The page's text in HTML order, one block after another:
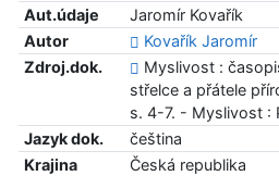
Aut.údaje
Jaromír Kovařík
Autor
Kovařík Jaromír
Zdroj.dok.
Myslivost :
střelce a přátele
s. 4-7. - Myslivost :
Jazyk dok.
čeština
Krajina
Česká republika